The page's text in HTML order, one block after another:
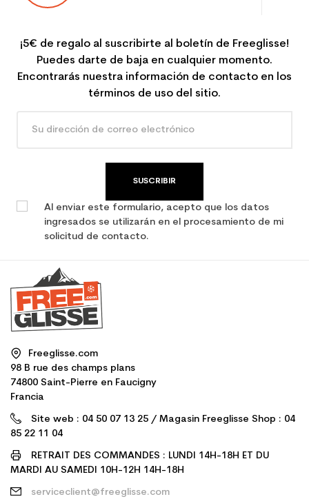
¡5€ de regalo al suscribirte al boletín de Freeglisse!
Puedes darte de baja en cualquier momento.
Encontrarás nuestra información de contacto en los
términos de uso del sitio.
SUSCRIBIR
Al enviar este formulario, acepto que los datos
ingresados se utilizarán en el procesamiento de mi
solicitud de contacto.
Freeglisse.com
98 B rue des champs plans
74800 Saint-Pierre en Faucigny
Francia
Site web : 04 50 07 13 25 / Magasin Freeglisse Shop : 04
85 22 11 04
RETRAIT DES COMMANDES : LUNDI 14H-18H ET DU
MARDI AU SAMEDI 10H-12H 14H-18H
serviceclient@freeglisse.com